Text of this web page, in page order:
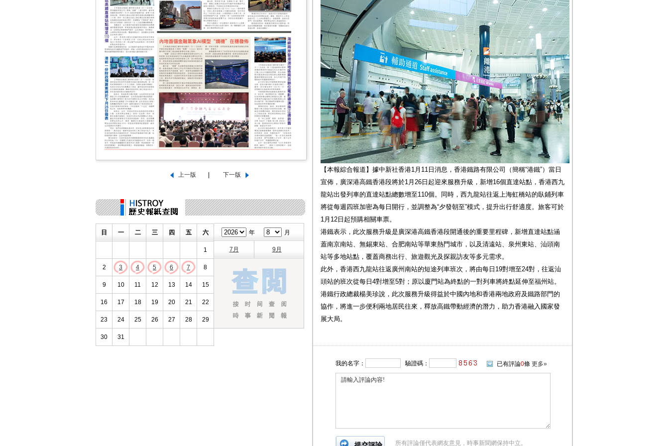
日 一 二 三 四 五 六
1
2 3 4 5 6 7 8
9 10 11 12 13 14 15
16 17 18 19 20 21 22
23 24 25 26 27 28 29
30 31
年 月
7月 9月
【本報綜合報道】據中新社香港1月11日消息，香港鐵路有限公司（簡稱“港鐵”）當日
宣佈，廣深港高鐵香港段將於1月26日起迎來服務升級，新增16個直達站點，香港西九
龍站出發列車的直達站點總數增至110個。同時，西九龍站往返上海虹橋站的臥鋪列車
將從每週四班加密為每日開行，並調整為“夕發朝至”模式，提升出行舒適度。旅客可於
1月12日起預購相關車票。
港鐵表示，此次服務升級是廣深港高鐵香港段開通後的重要里程碑，新增直達站點涵
蓋南京南站、無錫東站、合肥南站等華東熱門城市，以及清遠站、泉州東站、汕頭南
站等多地站點，覆蓋商務出行、旅遊觀光及探親訪友等多元需求。
此外，香港西九龍站往返廣州南站的短途列車班次，將由每日19對增至24對，往返汕
頭站的班次從每日4對增至5對；原以廈門站為終點的一對列車將終點延伸至福州站。
港鐵行政總裁楊美珍說，此次服務升級得益於中國內地和香港兩地政府及鐵路部門的
協作，將進一步便利兩地居民往來，釋放高鐵帶動經濟的潛力，助力香港融入國家發
展大局。
我的名字： 驗證碼： 已有評論0條 更多»
所有評論僅代表網友意見，時事新聞網保持中立。